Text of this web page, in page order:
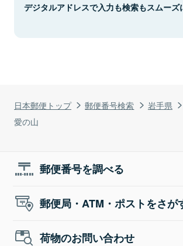
日本郵便トップ 郵便番号検索 岩手県
愛の山
デジタルアドレスで入力も検索もスムーズ
郵便番号を調べる
郵便局・ATM・ポストをさが
荷物のお問い合わせ